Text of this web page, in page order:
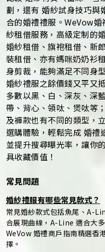
劃，還有 婚紗試身技巧與
合的婚禮禮服。WeVow
紗租借服務，高級定制的
婚紗租借、旗袍租借、新
裝租借、亦有媽咪奶奶衫
身剪裁，能夠滿足不同身
婚紗禮服之餘價錢又平又
多數以黑、白、深灰、深
帶、背心、領呔、煲呔等
及褲款也有不同的類型，
選購體驗，輕鬆完成 婚禮
並提升搜尋曝光率，讓你
具收藏價值！
常見問題
婚紗禮服有哪些常見款式？
常見婚紗款式包括魚尾、A-
合展現曲線，A-Line 適合大
WeVow 婚禮商戶指南精選香
擇。